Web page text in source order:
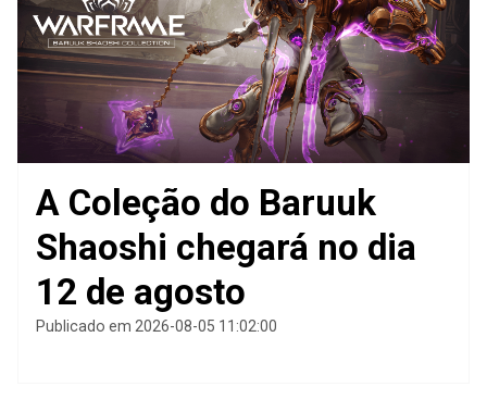
A Coleção do Baruuk
Shaoshi chegará no dia
12 de agosto
Publicado em 2026-08-05 11:02:00